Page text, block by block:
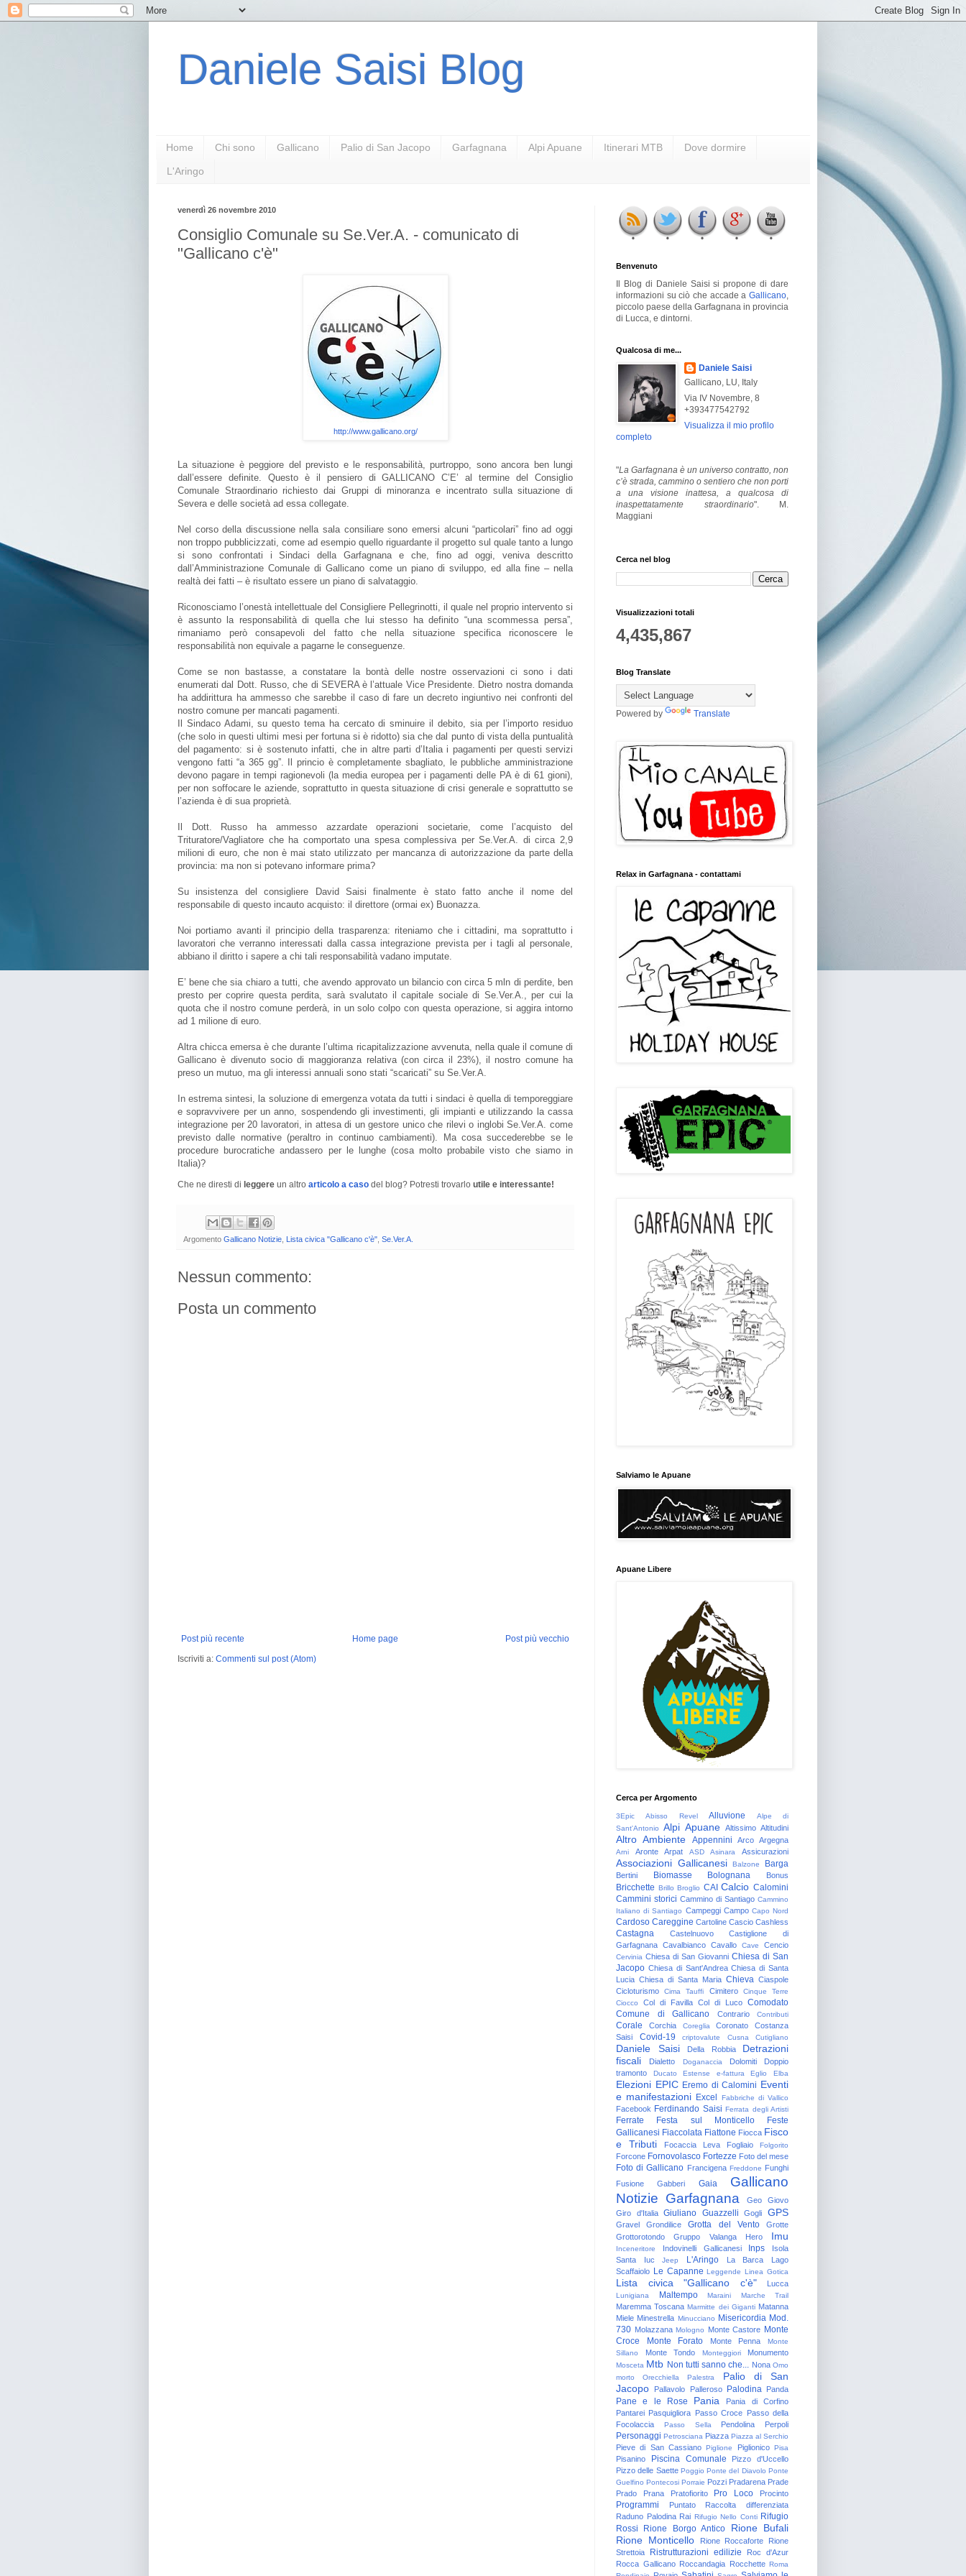
Daniele Saisi Blog
Home Chi sono Gallicano Palio di San Jacopo Garfagnana Alpi Apuane Itinerari MTB Dove dormire
L'Aringo
venerdì 26 novembre 2010
Consiglio Comunale su Se.Ver.A. - comunicato di
"Gallicano c'è"
http://www.gallicano.org/
La situazione è peggiore del previsto e le responsabilità, purtroppo, sono ancora ben lungi
dall’essere definite. Questo è il pensiero di GALLICANO C’E’ al termine del Consiglio
Comunale Straordinario richiesto dai Gruppi di minoranza e incentrato sulla situazione di
Severa e delle società ad essa collegate.
Nel corso della discussione nella sala consiliare sono emersi alcuni “particolari” fino ad oggi
non troppo pubblicizzati, come ad esempio quello riguardante il progetto sul quale tanto a lungo
si sono confrontati i Sindaci della Garfagnana e che, fino ad oggi, veniva descritto
dall’Amministrazione Comunale di Gallicano come un piano di sviluppo, ed alla fine – nella
realtà dei fatti – è risultato essere un piano di salvataggio.
Riconosciamo l’onestà intellettuale del Consigliere Pellegrinotti, il quale nel proprio intervento si
è assunto la responsabilità di quella che lui stesso ha definito “una scommessa persa”,
rimaniamo però consapevoli del fatto che nella situazione specifica riconoscere le
responsabilità non equivale a pagarne le conseguenze.
Come se non bastasse, a constatare la bontà delle nostre osservazioni ci sono i dati
enumerati dal Dott. Russo, che di SEVERA è l’attuale Vice Presidente. Dietro nostra domanda
ha addirittura ha ammesso che sarebbe il caso di fare un decreto ingiuntivo nei confronti del
nostro comune per mancati pagamenti.
Il Sindaco Adami, su questo tema ha cercato di sminuire il debito, sia per l’importo residuo
(che solo in questi ultimi mesi per fortuna si è ridotto) sia che dal punto di vista della puntualità
del pagamento: si è sostenuto infatti, che in altre parti d’Italia i pagamenti per questi servizi
vengono fatti “a 365 gg”. Il princio è completamente sbagliato, le pubbliche amministrazione
devono pagare in tempi ragionevoli (la media europea per i pagamenti delle PA è di 61 gioni),
per non soffocare le aziende, soprattutto in questa situazione di crisi generale e soprattutto se
l’azienda è di sua proprietà.
Il Dott. Russo ha ammesso azzardate operazioni societarie, come l’acquisto del
Trituratore/Vagliatore che ha comportato una spesa complessiva per Se.Ver.A. di circa 2,9
milioni di euro, che non è mai stato utilizzato per mancanza di autorizzazione da parte della
provincia: ma non si potevano informare prima?
Su insistenza del consigliere David Saisi finalmente è stato fatto anche il nome del
responsabile di questo incauto acquisto: il direttore (ormai ex) Buonazza.
Noi portiamo avanti il principio della trasparenza: riteniamo che i cittadini, ma soprattutto i
lavoratori che verranno interessati dalla cassa integrazione prevista per i tagli al personale,
abbiano il diritto i sapere a chi tali responsabilità vadano imputate.
E’ bene che sia chiaro a tutti, che avendo approvato un bilancio con circa 5 mln di perdite, ben
presto per coprire questa perdita, sarà svalutato il capitale sociale di Se.Ver.A., per cui la
quota che il nostro comune perderà, in un solo colpo con questa operazione, si aggira intorno
ad 1 milione di euro.
Altra chicca emersa è che durante l’ultima ricapitalizzazione avvenuta, nella quale il comune di
Gallicano è divenuto socio di maggioranza relativa (con circa il 23%), il nostro comune ha
preso un mutuo, ma gli interessi annuali sono stati “scaricati” su Se.Ver.A.
In estrema sintesi, la soluzione di emergenza votata da tutti i sindaci è quella di temporeggiare
e sopravvivere per un anno, sospendendo gli investimenti, gli impianti e utilizzando la cassa
integrazione per 20 lavoratori, in attesa di un gestore unico che rilevi o inglobi Se.Ver.A. come
previsto dalle normative (peraltro in continuo cambiamenti). Ma cosa succederebbe se le
procedure burocratiche andassero per le lunghe (cosa molto probabile visto che siamo in
Italia)?
Che ne diresti di leggere un altro articolo a caso del blog? Potresti trovarlo utile e interessante!
Argomento Gallicano Notizie Lista civica "Gallicano c'è" Se.Ver.A.
Nessun commento:
Posta un commento
Post più recente Post più vecchio
Home page
Iscriviti a: Commenti sul post (Atom)
Benvenuto
Il Blog di Daniele Saisi si propone di dare
informazioni su ciò che accade a Gallicano
piccolo paese della Garfagnana in provincia
di Lucca, e dintorni.
Qualcosa di me...
Daniele Saisi
Gallicano, LU, Italy
Via IV Novembre, 8
+393477542792
Visualizza il mio profilo
completo
"La Garfagnana è un universo contratto, non
c’è strada, cammino o sentiero che non porti
a una visione inattesa, a qualcosa di
inaspettatamente straordinario". M.
Maggiani
Cerca nel blog
Visualizzazioni totali
4,435,867
Blog Translate
Powered by Translate
Relax in Garfagnana - contattami
Salviamo le Apuane
Apuane Libere
Cerca per Argomento
3Epic Abisso Revel Alluvione
Alpe di
Sant'Antonio
Alpi Apuane Altissimo Altitudini
Altro Ambiente Appennini Arco Argegna
Arni Aronte Arpat ASD Asinara Assicurazioni
Associazioni Gallicanesi Balzone Barga
Bertini Biomasse Bolognana Bonus
Bricchette Brillo Broglio CAI Calcio Calomini
Cammini storici Cammino di Santiago Cammino
Italiano di Santiago Campeggi Campo Capo Nord
Cardoso Careggine Cartoline Cascio Cashless
Castagna Castelnuovo
Castiglione di
Garfagnana Cavalbianco Cavallo Cave Cencio
Cervinia Chiesa di San Giovanni Chiesa di San
Jacopo Chiesa di Sant'Andrea Chiesa di Santa
Lucia Chiesa di Santa Maria Chieva Ciaspole
Cicloturismo
Cima Tauffi Cimitero
Cinque Terre
Ciocco
Col di Favilla Col di Luco Comodato
Comune di Gallicano
Contrario Contributi
Corale Corchia Coreglia Coronato
Costanza
Saisi
Covid-19 criptovalute Cusna Cutigliano
Daniele Saisi Della Robbia
Detrazioni
fiscali
Dialetto Doganaccia Dolomiti
Doppio
tramonto
Ducato Estense e-fattura Eglio Elba
Elezioni EPIC Eremo di Calomini Eventi
e manifestazioni Excel Fabbriche di Vallico
Facebook Ferdinando Saisi Ferrata degli Artisti
Ferrate Festa sul Monticello
Feste
Gallicanesi Fiaccolata Fiattone Fiocca Fisco
e Tributi
Focaccia Leva Fogliaio Folgorito
Forcone Fornovolasco Fortezze Foto del mese
Foto di Gallicano Francigena Freddone Funghi
Fusione
Gabberi Gaia
Gallicano
Notizie Garfagnana Geo
Giovo
Giro d'Italia
Giuliano Guazzelli Gogli GPS
Gravel Grondilice Grotta del Vento
Grotte
Grottorotondo
Gruppo Valanga Hero Imu
Inceneritore Indovinelli Gallicanesi Inps
Isola
Santa
Iuc Jeep L'Aringo La Barca
Lago
Scaffaiolo Le Capanne Leggende Linea Gotica
Lista civica "Gallicano c'è" Lucca
Lunigiana Maltempo Maraini Marche Trail
Maremma Toscana Marmitte dei Giganti Matanna
Miele Minestrella Minucciano Misericordia Mod.
730 Molazzana Mologno Monte Castore Monte
Croce
Monte Forato Monte Penna
Monte
Sillano
Monte Tondo Monteggiori Monumento
Mosceta Mtb Non tutti sanno che... Nona Omo
morto
Orecchiella Palestra
Palio di San
Jacopo
Pallavolo Palleroso Palodina Panda
Pane e le Rose Pania
Pania di Corfino
Pantarei Pasquigliora Passo Croce Passo della
Focolaccia
Passo Sella Pendolina Perpoli
Personaggi Petrosciana Piazza Piazza al Serchio
Pieve di San Cassiano Piglione Piglionico Pisa
Pisanino Piscina Comunale
Pizzo d'Uccello
Pizzo delle Saette Poggio Ponte del Diavolo Ponte
Guelfino Pontecosi Porraie Pozzi Pradarena Prade
Prado
Prana Pratofiorito Pro Loco Procinto
Programmi Puntato
Raccolta differenziata
Raduno Palodina Rai Rifugio Nello Conti Rifugio
Rossi
Rione Borgo Antico
Rione Bufali
Rione Monticello
Rione Roccaforte
Rione
Strettoia
Ristrutturazioni edilizie
Roc d'Azur
Rocca Gallicano Roccandagia Rocchette Roma